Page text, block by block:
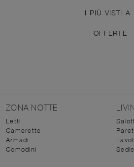
I PIÙ VISTI A
OFFERTE
ZONA NOTTE
Letti
Camerette
Armadi
Comodini
Tavoli
Sedie